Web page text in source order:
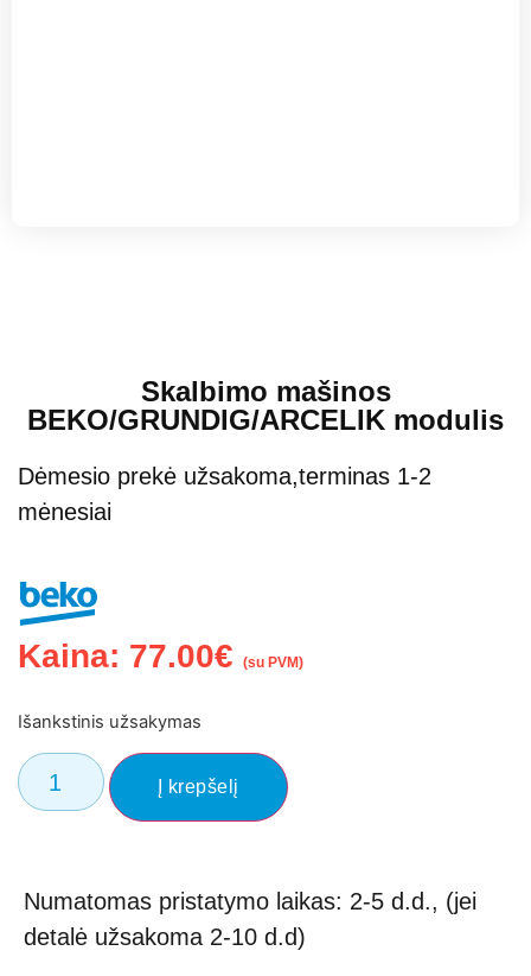
Skalbimo mašinos
BEKO/GRUNDIG/ARCELIK modulis
Dėmesio prekė užsakoma,terminas 1-2
mėnesiai
Kaina: 77.00€ (su PVM)
Išankstinis užsakymas
Į krepšelį
Numatomas pristatymo laikas: 2-5 d.d., (jei
detalė užsakoma 2-10 d.d)